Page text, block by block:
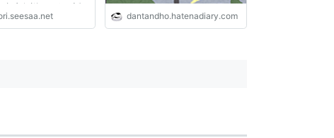
都市伝説のような話
なり流布している。
dantandho.hatenadiary.com